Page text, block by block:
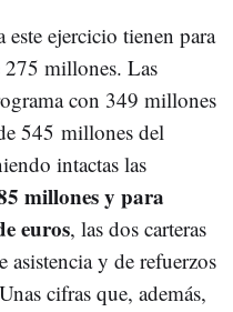
este ejercicio tienen para
millones. Las
con 349 millones
545 millones del
intactas las
millones y para
euros, las dos carteras
asistencia y de refuerzos
cifras que, además,